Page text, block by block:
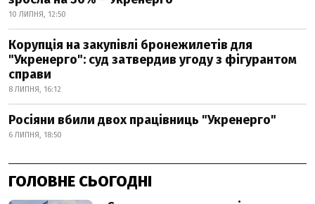
10 ЛИПНЯ, 12:50
Корупція на закупівлі бронежилетів для
"Укренерго": суд затвердив угоду з фігурантом
справи
8 ЛИПНЯ, 16:12
Росіяни вбили двох працівниць "Укренерго"
6 ЛИПНЯ, 18:50
ГОЛОВНЕ СЬОГОДНІ